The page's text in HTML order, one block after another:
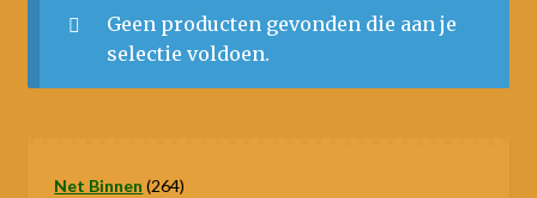
Nieuws
Geen producten gevonden die aan je
selectie voldoen.
Net Binnen 264264